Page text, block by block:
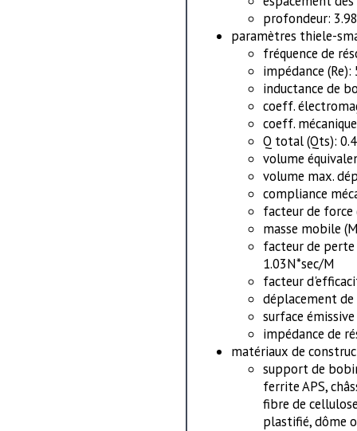
profondeur:
paramètres thiele-
fréquence de
impédance
inductance de
coeff.
coeff.
Q total (Qts):
volume
volume max.
compliance
facteur de force
masse mobile
facteur de perte
1.03N*sec/M
facteur
déplacement
surface
impédance de
matériaux de
support de
ferrite APS,
fibre de
plastifié, dôme